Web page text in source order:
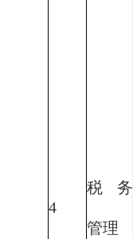
4
税务
管理